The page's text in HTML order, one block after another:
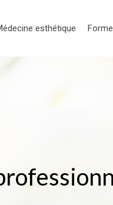
esthétique Forme